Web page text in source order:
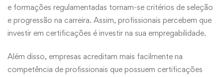
e formações regulamentadas tornam-se critérios de seleção
e progressão na carreira. Assim, profissionais percebem que
investir em certificações é investir na sua empregabilidade.
Além disso, empresas acreditam mais facilmente na
competência de profissionais que possuem certificações